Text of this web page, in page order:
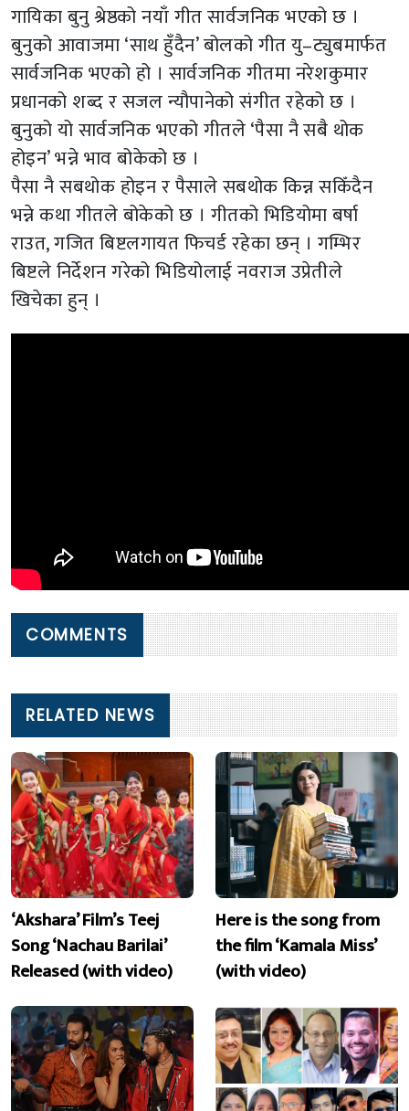
गायिका बुनु श्रेष्ठको नयाँ गीत सार्वजनिक भएको छ ।
बुनुको आवाजमा ‘साथ हुँदैन’ बोलको गीत यु–ट्युबमार्फत
सार्वजनिक भएको हो । सार्वजनिक गीतमा नरेशकुमार
प्रधानको शब्द र सजल न्यौपानेको संगीत रहेको छ ।
बुनुको यो सार्वजनिक भएको गीतले ‘पैसा नै सबै थोक
होइन’ भन्ने भाव बोकेको छ ।
पैसा नै सबथोक होइन र पैसाले सबथोक किन्न सकिँदैन
भन्ने कथा गीतले बोकेको छ । गीतको भिडियोमा बर्षा
राउत, गजित बिष्टलगायत फिचर्ड रहेका छन् । गम्भिर
बिष्टले निर्देशन गरेको भिडियोलाई नवराज उप्रेतीले
खिचेका हुन् ।
COMMENTS
RELATED NEWS
‘Akshara’ Film’s Teej
Song ‘Nachau Barilai’
Released (with video)
Here is the song from
the film ‘Kamala Miss’
(with video)